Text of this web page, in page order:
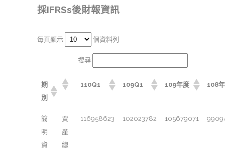
採IFRSs後財報資訊
每頁顯示 個資料列
搜尋:
期
別
110Q1 109Q1 109年度 108
簡
明
資
資
產
總
116958623 102023782 105679071